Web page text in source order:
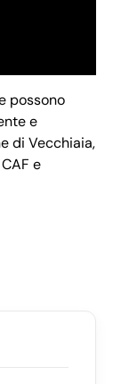
possono
e
di Vecchiaia,
e